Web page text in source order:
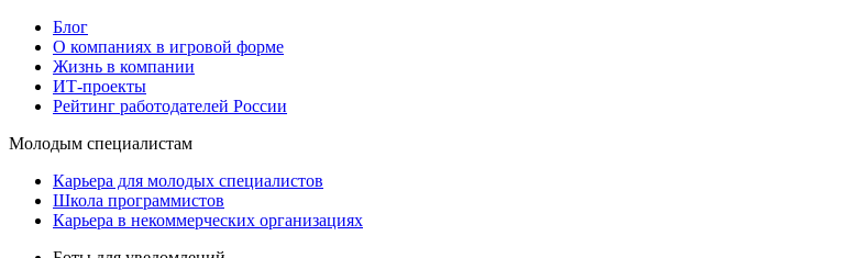
Блог
О компаниях в игровой форме
Жизнь в компании
ИТ-проекты
Рейтинг работодателей России
Молодым специалистам
Карьера для молодых специалистов
Школа программистов
Карьера в некоммерческих организациях